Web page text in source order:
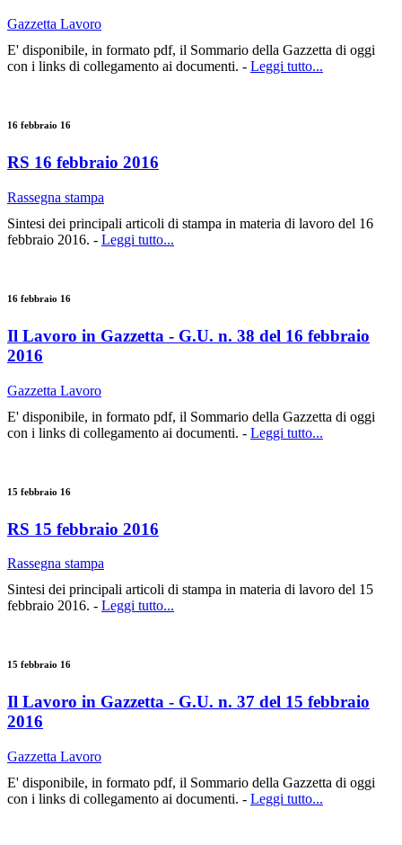
Gazzetta Lavoro
E' disponibile, in formato pdf, il Sommario della Gazzetta di oggi
con i links di collegamento ai documenti. - Leggi tutto...
16 febbraio 16
RS 16 febbraio 2016
Rassegna stampa
Sintesi dei principali articoli di stampa in materia di lavoro del 16
febbraio 2016. - Leggi tutto...
16 febbraio 16
Il Lavoro in Gazzetta - G.U. n. 38 del 16 febbraio
2016
Gazzetta Lavoro
E' disponibile, in formato pdf, il Sommario della Gazzetta di oggi
con i links di collegamento ai documenti. - Leggi tutto...
15 febbraio 16
RS 15 febbraio 2016
Rassegna stampa
Sintesi dei principali articoli di stampa in materia di lavoro del 15
febbraio 2016. - Leggi tutto...
15 febbraio 16
Il Lavoro in Gazzetta - G.U. n. 37 del 15 febbraio
2016
Gazzetta Lavoro
E' disponibile, in formato pdf, il Sommario della Gazzetta di oggi
con i links di collegamento ai documenti. - Leggi tutto...